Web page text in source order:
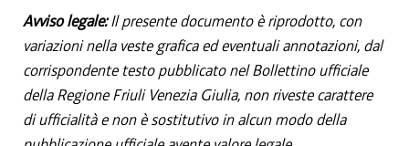
Avviso legale:Il presente documento è riprodotto, con
variazioni nella veste grafica ed eventuali annotazioni, dal
corrispondente testo pubblicato nel Bollettino ufficiale
della Regione Friuli Venezia Giulia, non riveste carattere
di ufficialità e non è sostitutivo in alcun modo della